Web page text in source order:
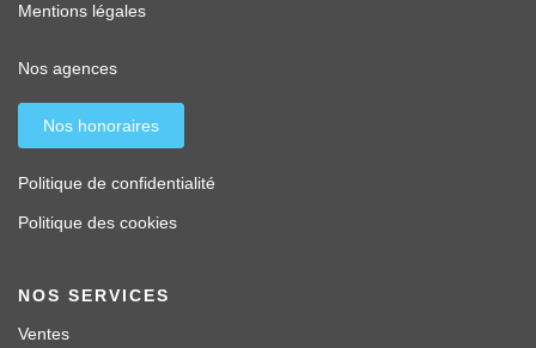
Mentions légales
Nos agences
Nos honoraires
Politique de confidentialité
Politique des cookies
NOS SERVICES
Ventes